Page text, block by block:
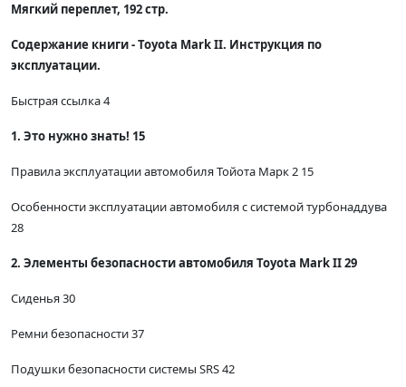
Мягкий переплет, 192 стр.
Содержание книги - Toyota Mark II. Инструкция по
эксплуатации.
Быстрая ссылка 4
1. Это нужно знать! 15
Правила эксплуатации автомобиля Тойота Марк 2 15
Особенности эксплуатации автомобиля с системой турбонаддува
28
2. Элементы безопасности автомобиля Toyota Mark II 29
Сиденья 30
Ремни безопасности 37
Подушки безопасности системы SRS 42